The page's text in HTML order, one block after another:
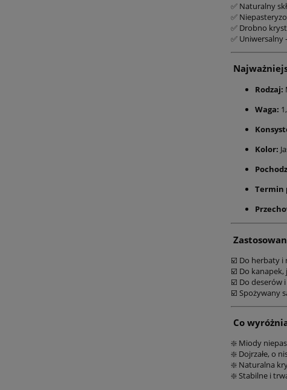
✅ Naturalny
✅
✅ Drobno
✅ Uniwersalny
Rodzaj:
Waga:
Kolor:
Termin
☑️ Do herbaty i
☑️ Do
☑️ Do deserów
☑️ Spożywany
Co
❇️ Miody
❇️ Dojrzałe, o
❇️ Naturalna
❇️ Stabilne i